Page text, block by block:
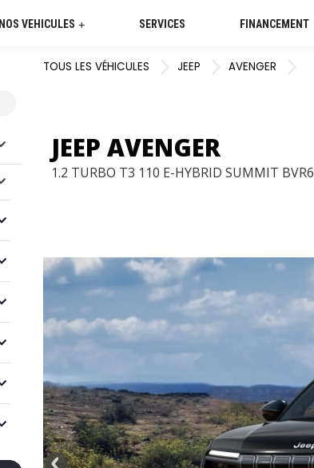
+
NOS VEHICULES SERVICES FINANCEMENT
TOUS LES VÉHICULES JEEP AVENGER
JEEP AVENGER
1.2 TURBO T3 110 E-HYBRID SUMMIT BVR6